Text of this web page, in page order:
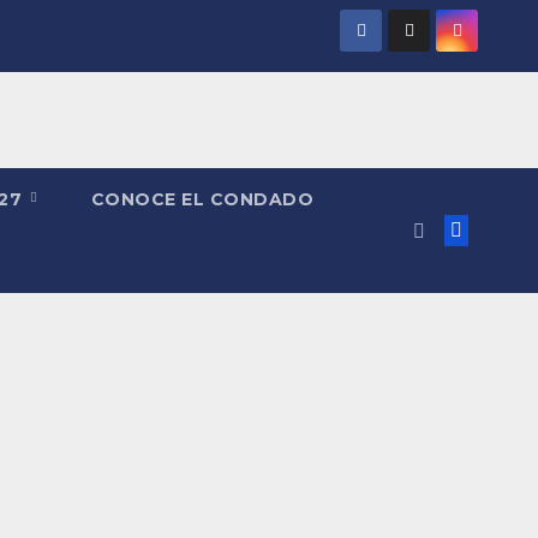
CONOCE EL CONDADO